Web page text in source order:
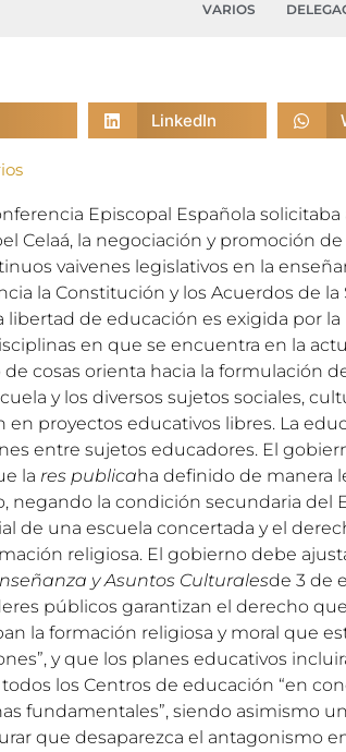
VARIOS
LinkedIn
Episcopal Española solicitaba
Celaá, la negociación y promoción
vaivenes legislativos en la
la Constitución y los Acuerdos de la
libertad de educación es exigida por la
en que se encuentra en la
cosas orienta hacia la formulación
y los diversos sujetos sociales,
proyectos educativos libres. La
entre sujetos educadores. El
la res publicaha definido de manera
negando la condición secundaria del
de una escuela concertada y el
religiosa. El gobierno debe
y Asuntos Culturalesde 3 de
públicos garantizan el derecho
la formación religiosa y moral que
y que los planes educativos
los Centros de educación “en
fundamentales”, siendo asimismo
que desaparezca el antagonismo